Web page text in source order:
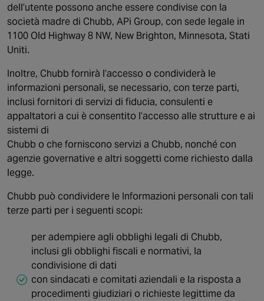
dell’utente possono anche essere condivise con la
società madre di Chubb, APi Group, con sede legale in
1100 Old Highway 8 NW, New Brighton, Minnesota, Stati
Uniti.
Inoltre, Chubb fornirà l’accesso o condividerà le
informazioni personali, se necessario, con terze parti,
inclusi fornitori di servizi di fiducia, consulenti e
appaltatori a cui è consentito l’accesso alle strutture e ai
sistemi di
Chubb o che forniscono servizi a Chubb, nonché con
agenzie governative e altri soggetti come richiesto dalla
legge.
Chubb può condividere le Informazioni personali con tali
terze parti per i seguenti scopi:
per adempiere agli obblighi legali di Chubb,
inclusi gli obblighi fiscali e normativi, la
condivisione di dati
con sindacati e comitati aziendali e la risposta a
procedimenti giudiziari o richieste legittime da